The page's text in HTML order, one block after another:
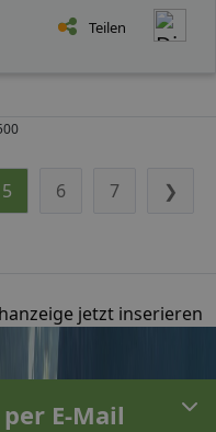
Teilen
5 6 7 ❯
jetzt inserieren
E-Mail